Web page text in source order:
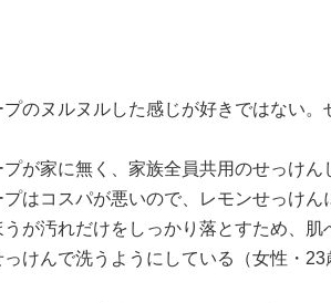
プのヌルヌルした感じが好きではない
プが家に無く、家族全員共用のせっけん
プはコスパが悪いので、レモンせっけん
うが汚れだけをしっかり落とすため、
けんで洗うようにしている（女性・23